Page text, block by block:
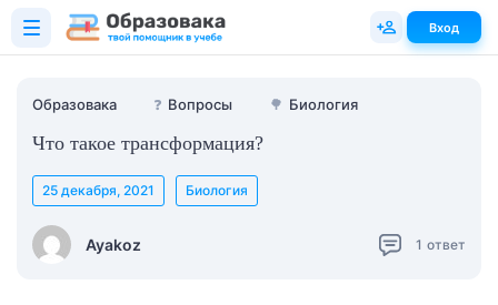
Образовака ❓ Вопросы 🌳 Биология
Что такое трансформация?
Ayakoz
25 декабря, 2021 Биология
1 ответ
Вход